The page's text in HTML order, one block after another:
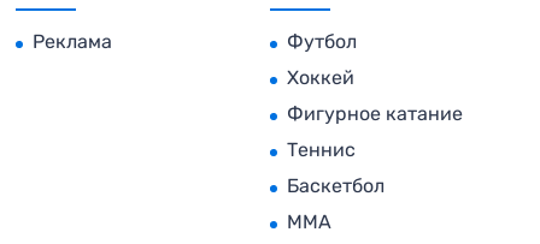
Реклама
Футбол
Хоккей
Фигурное катание
Теннис
Баскетбол
MMA